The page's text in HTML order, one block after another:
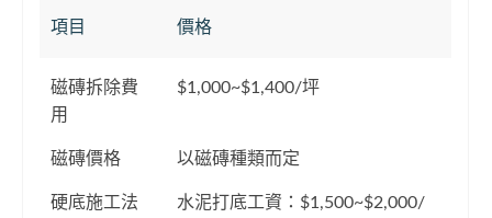
項目 價格
磁磚拆除費
用
$1,000~$1,400/坪
磁磚價格 以磁磚種類而定
硬底施工法
水泥打底工資：$1,500~$2,000/